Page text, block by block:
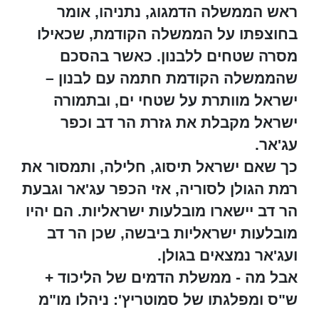
ראש הממשלה הדמגוג, נתניהו, אומר
בחוצפתו על הממשלה הקודמת, שכאילו
מסרה שטחים ללבנון. כאשר בהסכם
שהממשלה הקודמת חתמה עם לבנון –
ישראל מוותרת על שטחי ים, ובתמורה
ישראל מקבלת את גזרת הר דב וכפר
עג'אר.
כך שאם ישראל תיסוג, חלילה, ותמסור את
רמת הגולן לסוריה, אזי הכפר עג'אר וגבעת
הר דב יישארו מובלעות ישראליות. הם יהיו
מובלעות ישראליות ביבשה, שכן הר דב
ועג'אר נמצאים בגולן.
אבל מה - ממשלת הדמים של הליכוד +
ש"ס ומפלגתו של סמוטריץ': ניהלו מו"מ